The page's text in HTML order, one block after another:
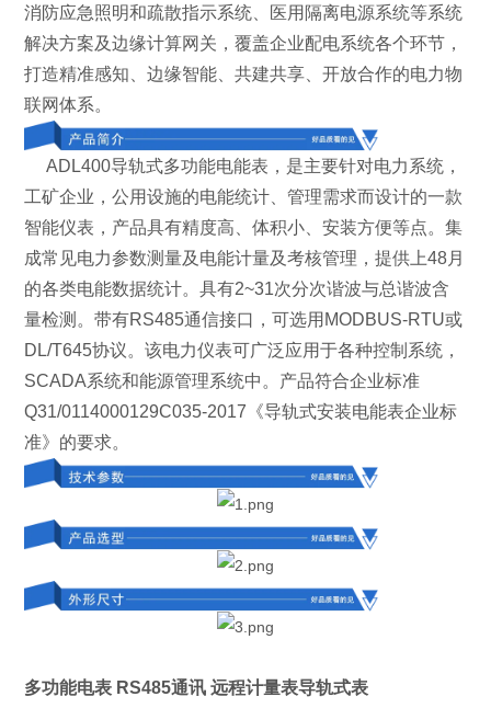
消防应急照明和疏散指示系统、医用隔离电源系统等系统
解决方案及边缘计算网关，覆盖企业配电系统各个环节，
打造精准感知、边缘智能、共建共享、开放合作的电力物
联网体系。
ADL400导轨式多功能电能表，是主要针对电力系统，
工矿企业，公用设施的电能统计、管理需求而设计的一款
智能仪表，产品具有精度高、体积小、安装方便等点。集
成常见电力参数测量及电能计量及考核管理，提供上48月
的各类电能数据统计。具有2~31次分次谐波与总谐波含
量检测。带有RS485通信接口，可选用MODBUS-RTU或
DL/T645协议。该电力仪表可广泛应用于各种控制系统，
SCADA系统和能源管理系统中。产品符合企业标准
Q31/0114000129C035-2017《导轨式安装电能表企业标
准》的要求。
多功能电表 RS485通讯 远程计量表导轨式表